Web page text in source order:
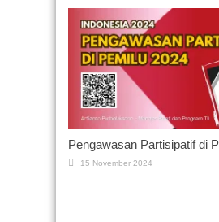
Pengawasan Partisipatif di
15 November 2024